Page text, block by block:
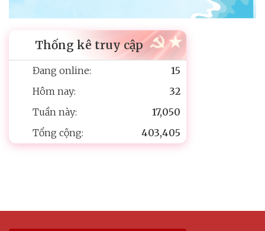
Thống kê truy cập
Đang online:
15
Hôm nay:
32
Tuần này:
17,050
Tổng cộng:
403,405